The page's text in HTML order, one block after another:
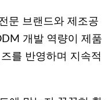
문 브랜드와 제조공
개발 역량이 제품
를 반영하며 지속적